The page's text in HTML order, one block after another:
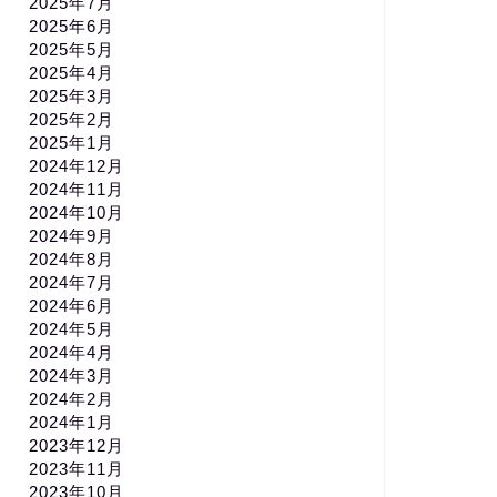
2025年6月
2025年5月
2025年4月
2025年3月
2025年2月
2025年1月
2024年12月
2024年11月
2024年10月
2024年9月
2024年8月
2024年7月
2024年6月
2024年5月
2024年4月
2024年3月
2024年2月
2024年1月
2023年12月
2023年11月
2023年10月